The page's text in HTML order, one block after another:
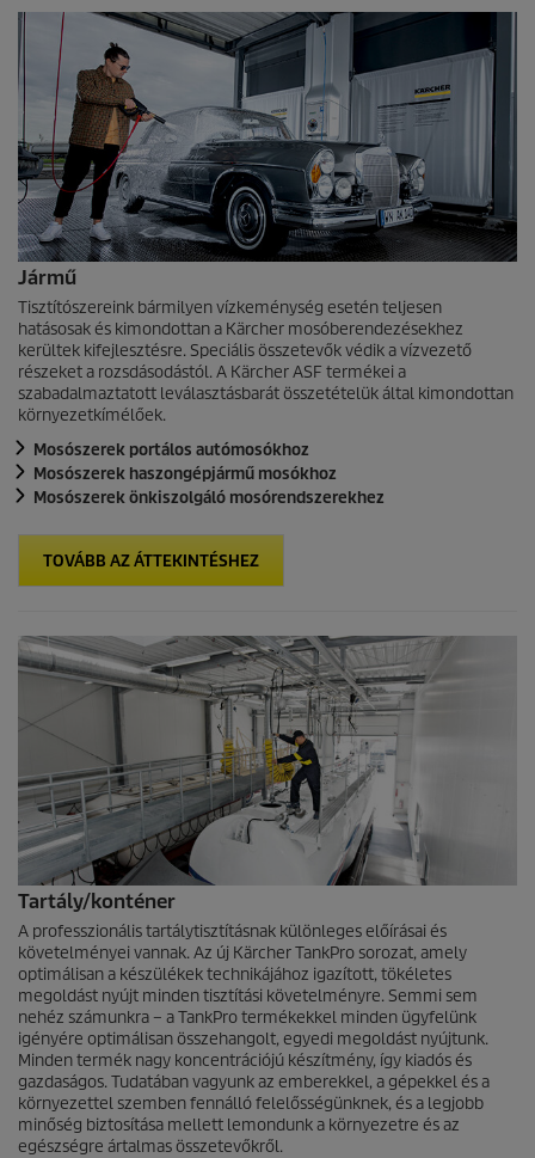
Jármű
Tisztítószereink bármilyen vízkeménység esetén teljesen
hatásosak és kimondottan a Kärcher mosóberendezésekhez
kerültek kifejlesztésre. Speciális összetevők védik a vízvezető
részeket a rozsdásodástól. A Kärcher ASF termékei a
szabadalmaztatott leválasztásbarát összetételük által kimondottan
környezetkímélőek.
Mosószerek portálos autómosókhoz
Mosószerek haszongépjármű mosókhoz
Mosószerek önkiszolgáló mosórendszerekhez
TOVÁBB AZ ÁTTEKINTÉSHEZ
Tartály/konténer
A professzionális tartálytisztításnak különleges előírásai és
követelményei vannak. Az új Kärcher TankPro sorozat, amely
optimálisan a készülékek technikájához igazított, tökéletes
megoldást nyújt minden tisztítási követelményre. Semmi sem
nehéz számunkra – a TankPro termékekkel minden ügyfelünk
igényére optimálisan összehangolt, egyedi megoldást nyújtunk.
Minden termék nagy koncentrációjú készítmény, így kiadós és
gazdaságos. Tudatában vagyunk az emberekkel, a gépekkel és a
környezettel szemben fennálló felelősségünknek, és a legjobb
minőség biztosítása mellett lemondunk a környezetre és az
egészségre ártalmas összetevőkről.